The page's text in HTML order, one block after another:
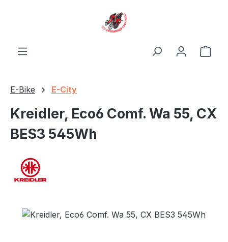
E-Bike E-City
Kreidler, Eco6 Comf. Wa 55, CX
BES3 545Wh
Bildergalerie überspringen